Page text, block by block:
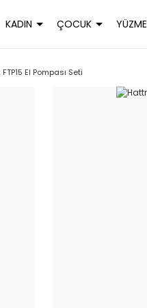
KADIN ÇOCUK YÜZME
El Pompası Seti